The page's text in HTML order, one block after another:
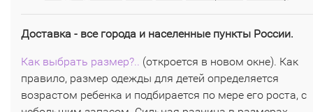
Доставка - все города и населенные пункты России.
Как выбрать размер?.. (откроется в новом окне). Как
правило, размер одежды для детей определяется
возрастом ребенка и подбирается по мере его роста, с